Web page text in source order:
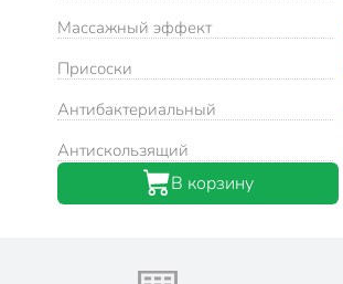
Массажный эффект
Присоски
Антибактериальный
Антискользящий
В корзину